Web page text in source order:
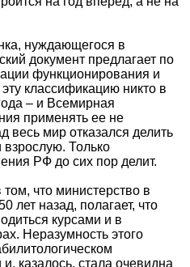
нуждающегося в
документ предлагает по
функционирования и
классификацию никто в
– и Всемирная
применять ее не
весь мир отказался делить
Только
РФ до сих пор делит.
том, что министерство в
лет назад, полагает, что
курсами и в
Неразумность этого
казалось, стала очевидна